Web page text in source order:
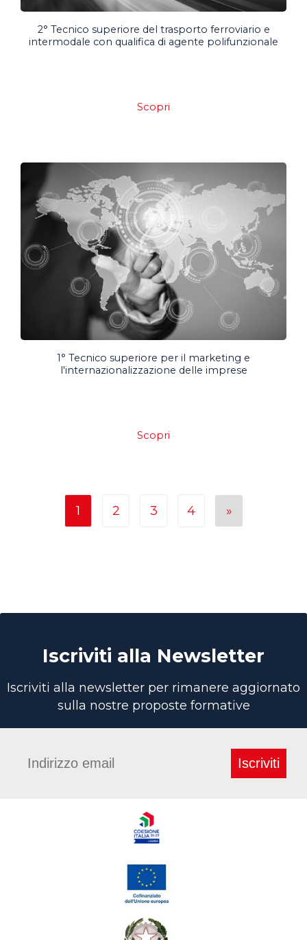
2° Tecnico superiore del trasporto ferroviario e
intermodale con qualifica di agente polifunzionale
Scopri
1° Tecnico superiore per il marketing e
l'internazionalizzazione delle imprese
Scopri
1 2 3 4 »
Iscriviti alla Newsletter
Iscriviti alla newsletter per rimanere aggiornato
sulla nostre proposte formative
Iscriviti